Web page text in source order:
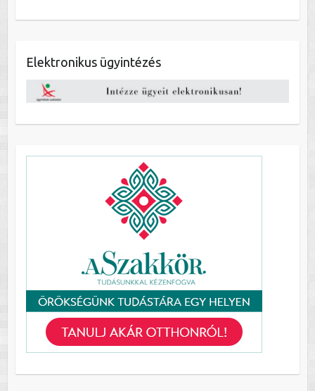
Elektronikus ügyintézés